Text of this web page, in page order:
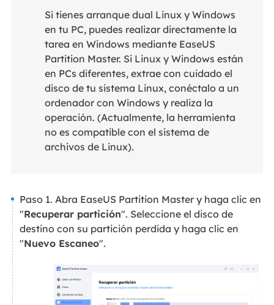
Si tienes arranque dual Linux y Windows
en tu PC, puedes realizar directamente la
tarea en Windows mediante EaseUS
Partition Master. Si Linux y Windows están
en PCs diferentes, extrae con cuidado el
disco de tu sistema Linux, conéctalo a un
ordenador con Windows y realiza la
operación. (Actualmente, la herramienta
no es compatible con el sistema de
archivos de Linux).
Paso 1. Abra EaseUS Partition Master y haga clic en
"Recuperar partición". Seleccione el disco de
destino con su partición perdida y haga clic en
"Nuevo Escaneo".